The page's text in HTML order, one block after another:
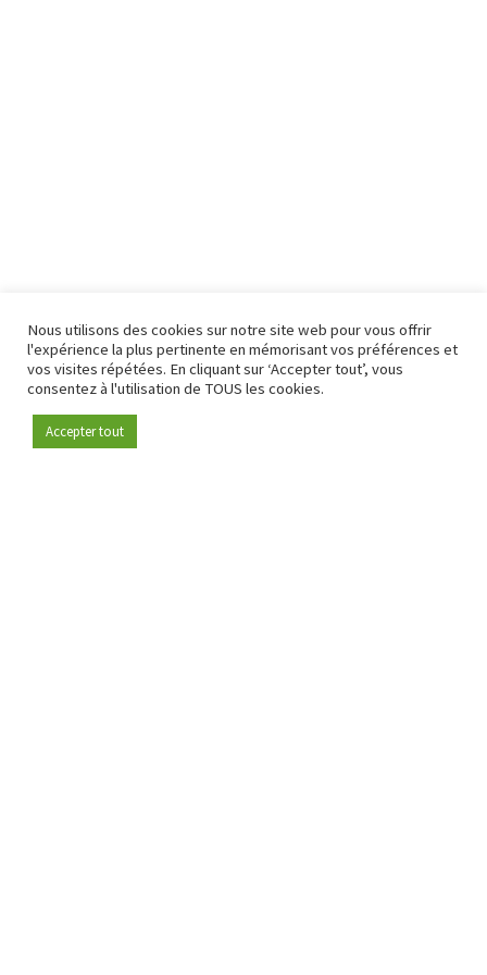
Devenez membre
Nous utilisons des cookies sur notre site web pour vous offrir
l'expérience la plus pertinente en mémorisant vos préférences et
vos visites répétées. En cliquant sur ‘Accepter tout’, vous
consentez à l'utilisation de TOUS les cookies.
Accepter tout